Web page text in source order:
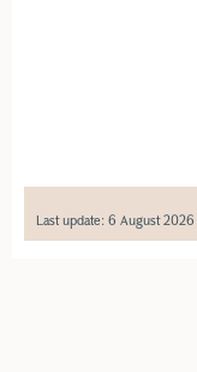
Last update: 6 August 2026